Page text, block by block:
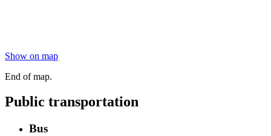
Show on map
End of map.
Public transportation
Bus